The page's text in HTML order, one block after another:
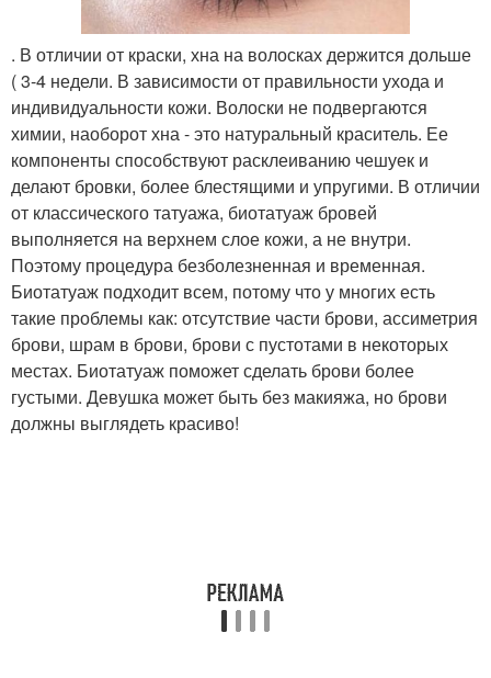
. В отличии от краски, хна на волосках держится дольше
( 3-4 недели. В зависимости от правильности ухода и
индивидуальности кожи. Волоски не подвергаются
химии, наоборот хна - это натуральный краситель. Ее
компоненты способствуют расклеиванию чешуек и
делают бровки, более блестящими и упругими. В отличии
от классического татуажа, биотатуаж бровей
выполняется на верхнем слое кожи, а не внутри.
Поэтому процедура безболезненная и временная.
Биотатуаж подходит всем, потому что у многих есть
такие проблемы как: отсутствие части брови, ассиметрия
брови, шрам в брови, брови с пустотами в некоторых
местах. Биотатуаж поможет сделать брови более
густыми. Девушка может быть без макияжа, но брови
должны выглядеть красиво!